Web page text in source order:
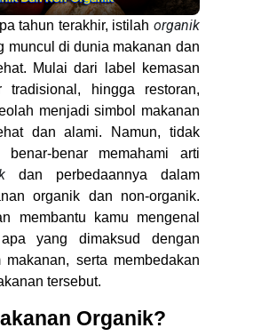
tahun terakhir, istilah organik
muncul di dunia makanan dan
Mulai dari label kemasan
tradisional, hingga restoran,
menjadi simbol makanan
dan alami. Namun, tidak
benar-benar memahami arti
dan perbedaannya dalam
organik dan non-organik.
membantu kamu mengenal
yang dimaksud dengan
makanan, serta membedakan
tersebut.
Organik?